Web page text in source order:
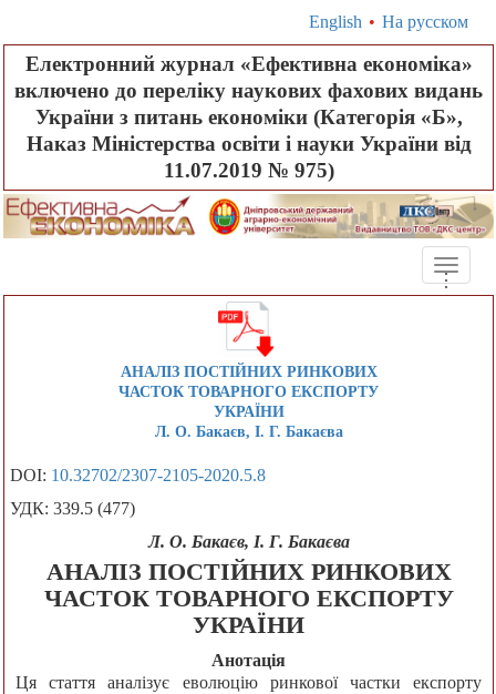
English • На русском
Електронний журнал «Ефективна економіка»
включено до переліку наукових фахових видань
України з питань економіки (Категорія «Б»,
Наказ Міністерства освіти і науки України від
11.07.2019 № 975)
Toggle
...
АНАЛІЗ ПОСТІЙНИХ РИНКОВИХ
ЧАСТОК ТОВАРНОГО ЕКСПОРТУ
УКРАЇНИ
Л. О. Бакаєв, І. Г. Бакаєва
DOI: 10.32702/2307-2105-2020.5.8
УДК: 339.5 (477)
Л. О. Бакаєв, І. Г. Бакаєва
АНАЛІЗ ПОСТІЙНИХ РИНКОВИХ
ЧАСТОК ТОВАРНОГО ЕКСПОРТУ
УКРАЇНИ
Анотація
Ця стаття аналізує еволюцію ринкової частки експорту